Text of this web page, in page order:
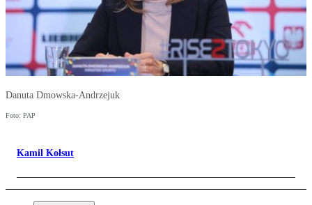
Danuta Dmowska-Andrzejuk
Foto: PAP
Kamil Kołsut